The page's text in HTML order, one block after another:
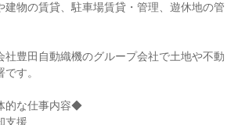
建物の賃貸、駐車場賃貸・管理、遊休地の管
社豊田自動織機のグループ会社で土地や不動
す。
的な仕事内容◆
支援